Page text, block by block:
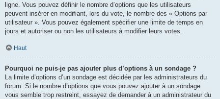
ligne. Vous pouvez définir le nombre d’options que les utilisateurs
peuvent insérer en modifiant, lors du vote, le nombre des « Options par
utilisateur ». Vous pouvez également spécifier une limite de temps en
jours et autoriser ou non les utilisateurs à modifier leurs votes.
Haut
Pourquoi ne puis-je pas ajouter plus d’options à un sondage ?
La limite d’options d’un sondage est décidée par les administrateurs du
forum. Si le nombre d’options que vous pouvez ajouter à un sondage
vous semble trop restreint, essayez de demander à un administrateur du